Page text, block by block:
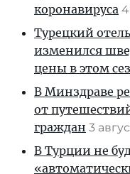
коронавируса 4
Турецкий
изменился
цены в этом
В Минздраве
от
граждан 3
В Турции не